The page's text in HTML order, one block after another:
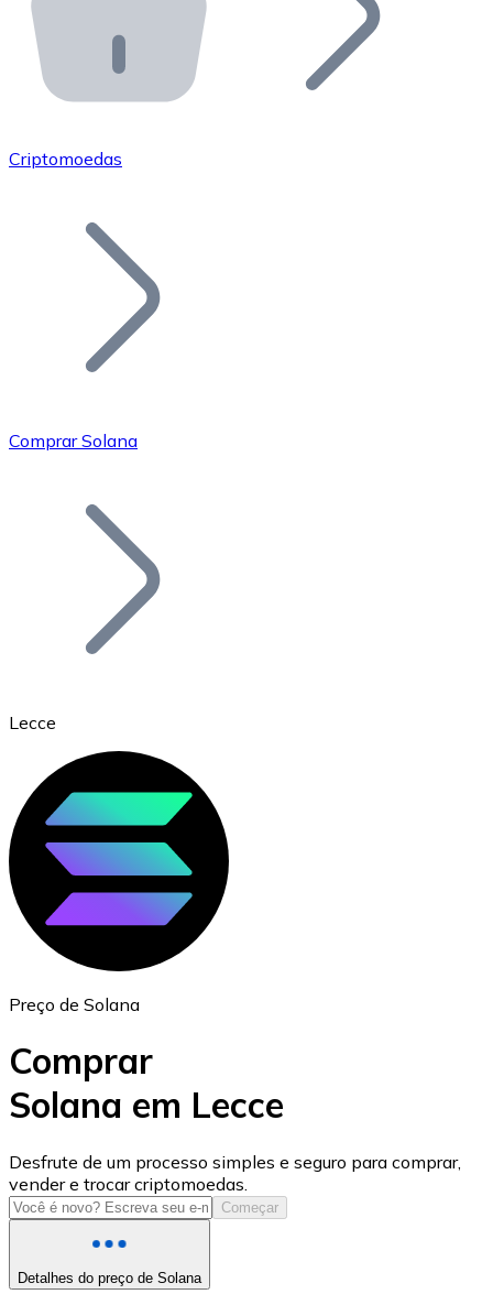
API Bitnovo
Integre nossa API no seu ecossistema.
Junte-se à nossa rede de revendedores e comercialize
Adicione o token do seu projeto ao nosso serviço de
Bitcoin
ETH
USD Coin
USDC
Criptomoedas
Comprar Solana
Lecce
Preço de Solana
Comprar
Solana em Lecce
Desfrute de um processo simples e seguro para comprar,
vender e trocar criptomoedas.
Começar
Detalhes do preço de Solana